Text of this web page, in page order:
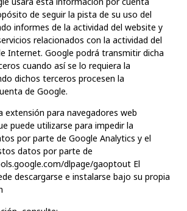
de seguir la pista de su uso del
informes de la actividad del website y
relacionados con la actividad del
Internet. Google podrá transmitir dicha
cuando así se lo requiera la
dichos terceros procesen la
de Google.
extensión para navegadores web
puede utilizarse para impedir la
por parte de Google Analytics y el
datos por parte de
dlpage/gaoptout El
descargarse e instalarse bajo su propia